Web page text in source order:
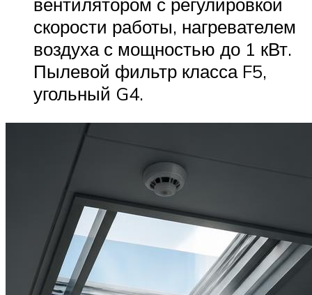
скорости работы, нагревателем
воздуха с мощностью до 1 кВт.
Пылевой фильтр класса F5,
угольный G4.